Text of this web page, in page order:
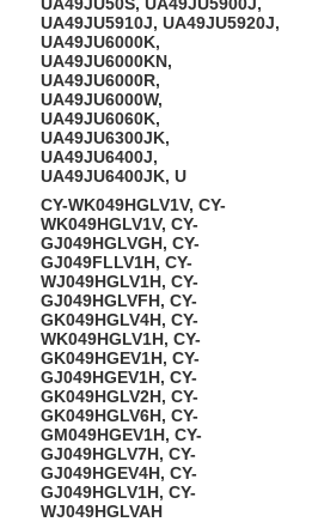
UA49JU5910J, UA49JU5920J,
UA49JU6000K,
UA49JU6000KN,
UA49JU6000R,
UA49JU6000W,
UA49JU6060K,
UA49JU6300JK,
UA49JU6400J,
UA49JU6400JK, U
CY-WK049HGLV1V, CY-
WK049HGLV1V, CY-
GJ049HGLVGH, CY-
GJ049FLLV1H, CY-
WJ049HGLV1H, CY-
GJ049HGLVFH, CY-
GK049HGLV4H, CY-
WK049HGLV1H, CY-
GK049HGEV1H, CY-
GJ049HGEV1H, CY-
GK049HGLV2H, CY-
GK049HGLV6H, CY-
GM049HGEV1H, CY-
GJ049HGLV7H, CY-
GJ049HGEV4H, CY-
GJ049HGLV1H, CY-
WJ049HGLVAH